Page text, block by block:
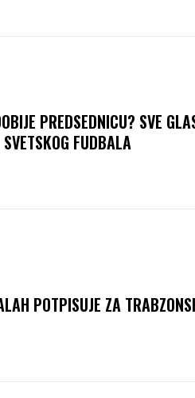
PREDSEDNICU? SVE
FUDBALA
POTPISUJE ZA